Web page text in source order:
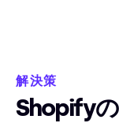
解決策
Shopify